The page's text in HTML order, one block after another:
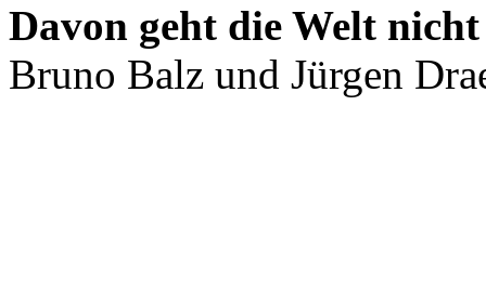
Davon geht die Welt
Bruno Balz und Jürgen